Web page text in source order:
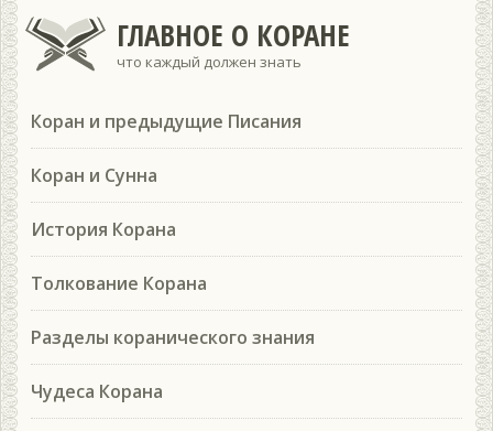
ГЛАВНОЕ О КОРАНЕ
что каждый должен знать
Коран и предыдущие Писания
Коран и Сунна
История Корана
Толкование Корана
Разделы коранического знания
Чудеса Корана